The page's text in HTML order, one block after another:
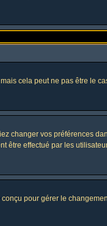
cela peut ne pas être le
changer vos préférences
être effectué par les
pour gérer le